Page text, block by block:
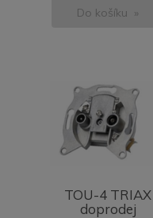
Do košíku »
TOU-4 TRIAX
doprodej